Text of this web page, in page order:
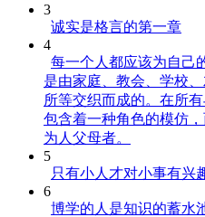
3
诚实是格言的第一章
4
每一个人都应该为自己
是由家庭、教会、学校
所等交织而成的。在所
包含着一种角色的模仿
为人父母者。
5
只有小人才对小事有兴
6
博学的人是知识的蓄水